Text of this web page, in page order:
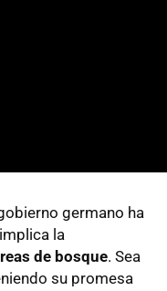
germano ha
la
de bosque. Sea
su promesa